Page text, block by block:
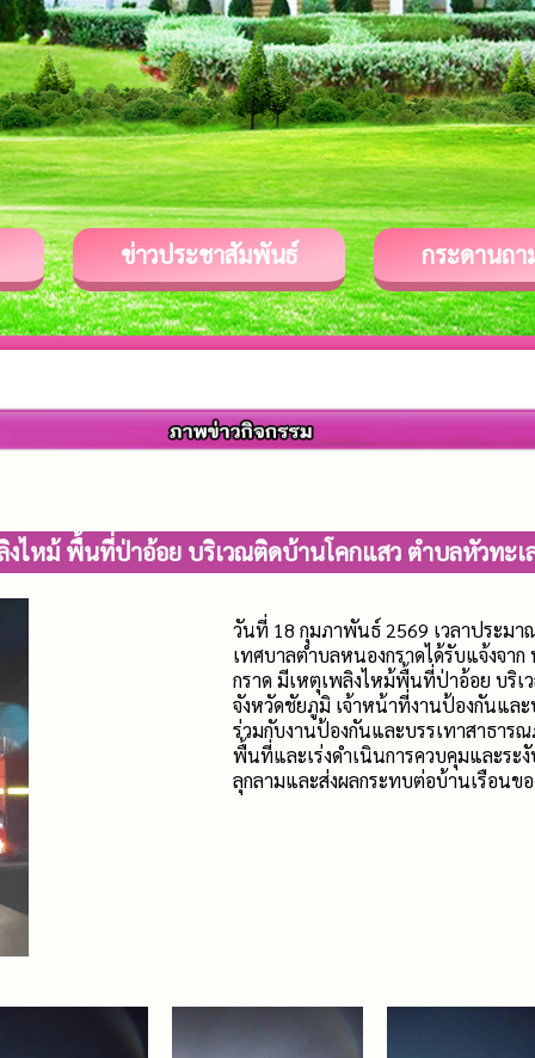
ข่าวประชาสัมพันธ์ กระดานถ
ไหม้ พื้นที่ป่าอ้อย บริเวณติดบ้านโคกแสว ตำบลหัวทะ
วันที่ 18 กุมภาพันธ์ 2569 เวลาประม
เทศบาลตำบลหนองกราดได้รับแจ้งจา
กราด มีเหตุเพลิงไหม้พื้นที่ป่าอ้อย บริ
จังหวัดชัยภูมิ เจ้าหน้าที่งานป้องกันแล
ร่วมกับงานป้องกันและบรรเทาสาธาร
พื้นที่และเร่งดำเนินการควบคุมและระ
ลุกลามและส่งผลกระทบต่อบ้านเรือนข